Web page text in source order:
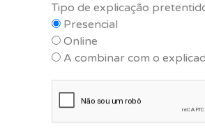
Tipo de explicação
Presencial
Online
A combinar com o